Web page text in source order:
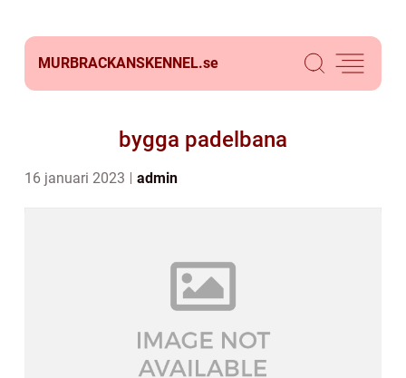
MURBRACKANSKENNEL.se
bygga padelbana
16 januari 2023 admin